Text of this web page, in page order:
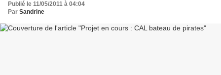
Publié le 11/05/2011 à 04:04
Par Sandrine